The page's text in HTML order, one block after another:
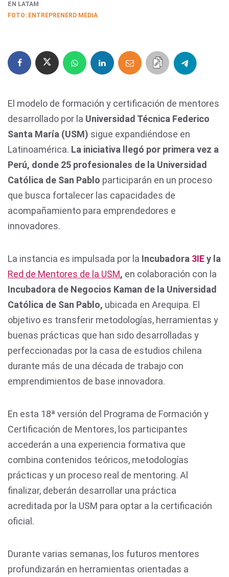
EN LATAM
FOTO: ENTREPRENERD MEDIA
El modelo de formación y certificación de mentores
desarrollado por la Universidad Técnica Federico
Santa María (USM) sigue expandiéndose en
Latinoamérica. La iniciativa llegó por primera vez a
Perú, donde 25 profesionales de la Universidad
Católica de San Pablo participarán en un proceso
que busca fortalecer las capacidades de
acompañamiento para emprendedores e
innovadores.
La instancia es impulsada por la Incubadora 3IEy la
Red de Mentores de la USM, en colaboración con la
Incubadora de Negocios Kaman de la Universidad
Católica de San Pablo, ubicada en Arequipa. El
objetivo es transferir metodologías, herramientas y
buenas prácticas que han sido desarrolladas y
perfeccionadas por la casa de estudios chilena
durante más de una década de trabajo con
emprendimientos de base innovadora.
En esta 18ª versión del Programa de Formación y
Certificación de Mentores, los participantes
accederán a una experiencia formativa que
combina contenidos teóricos, metodologías
prácticas y un proceso real de mentoring. Al
finalizar, deberán desarrollar una práctica
acreditada por la USM para optar a la certificación
oficial.
Durante varias semanas, los futuros mentores
profundizarán en herramientas orientadas a